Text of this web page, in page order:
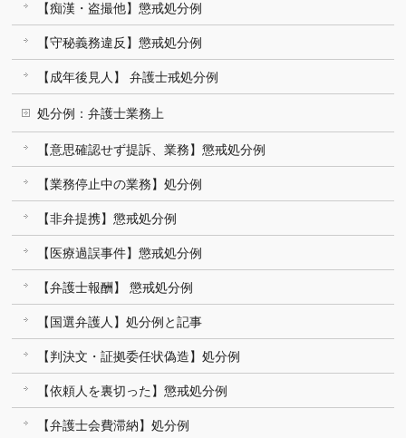
【痴漢・盗撮他】懲戒処分例
【守秘義務違反】懲戒処分例
【成年後見人】 弁護士戒処分例
処分例：弁護士業務上
【意思確認せず提訴、業務】懲戒処分例
【業務停止中の業務】処分例
【非弁提携】懲戒処分例
【医療過誤事件】懲戒処分例
【弁護士報酬】 懲戒処分例
【国選弁護人】処分例と記事
【判決文・証拠委任状偽造】処分例
【依頼人を裏切った】懲戒処分例
【弁護士会費滞納】処分例